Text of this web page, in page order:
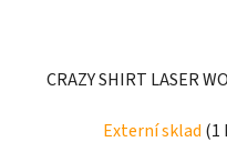
CRAZY SHIRT LASER
Externí sklad (1